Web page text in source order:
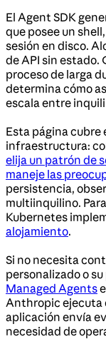
El Agent SDK
que posee un
sesión en disco.
de API sin estado.
proceso de larga
determina cómo
escala entre
Esta página cubre
infraestructura:
elija un patrón de
maneje las
persistencia,
multiinquilino.
Kubernetes
alojamiento.
Si no necesita
personalizado o
Managed Agents
Anthropic ejecuta
aplicación envía
necesidad de